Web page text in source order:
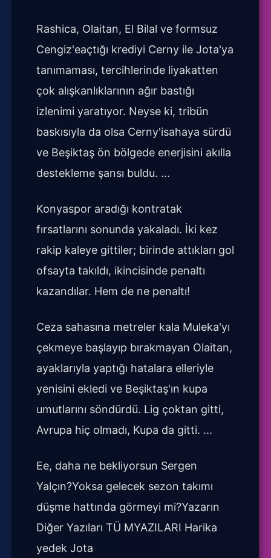
Rashica, Olaitan, El Bilal ve formsuz
Cengiz'eaçtığı krediyi Cerny ile Jota'ya
tanımaması, tercihlerinde liyakatten
çok alışkanlıklarının ağır bastığı
izlenimi yaratıyor. Neyse ki, tribün
baskısıyla da olsa Cerny'isahaya sürdü
ve Beşiktaş ön bölgede enerjisini akılla
destekleme şansı buldu. ...
Konyaspor aradığı kontratak
fırsatlarını sonunda yakaladı. İki kez
rakip kaleye gittiler; birinde attıkları gol
ofsayta takıldı, ikincisinde penaltı
kazandılar. Hem de ne penaltı!
Ceza sahasına metreler kala Muleka'yı
çekmeye başlayıp bırakmayan Olaitan,
ayaklarıyla yaptığı hatalara elleriyle
yenisini ekledi ve Beşiktaş'ın kupa
umutlarını söndürdü. Lig çoktan gitti,
Avrupa hiç olmadı, Kupa da gitti. ...
Ee, daha ne bekliyorsun Sergen
Yalçın?Yoksa gelecek sezon takımı
düşme hattında görmeyi mi?Yazarın
Diğer Yazıları TÜ MYAZILARI Harika
yedek Jota